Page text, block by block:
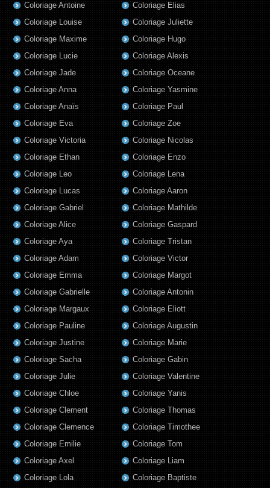
Coloriage Antoine
Coloriage Louise
Coloriage Maxime
Coloriage Lucie
Coloriage Jade
Coloriage Anna
Coloriage Anaïs
Coloriage Eva
Coloriage Victoria
Coloriage Ethan
Coloriage Leo
Coloriage Lucas
Coloriage Gabriel
Coloriage Alice
Coloriage Aya
Coloriage Adam
Coloriage Emma
Coloriage Gabrielle
Coloriage Elias
Coloriage Juliette
Coloriage Hugo
Coloriage Alexis
Coloriage Oceane
Coloriage Yasmine
Coloriage Paul
Coloriage Zoe
Coloriage Nicolas
Coloriage Enzo
Coloriage Lena
Coloriage Aaron
Coloriage Mathilde
Coloriage Gaspard
Coloriage Tristan
Coloriage Victor
Coloriage Margot
Coloriage Antonin
Coloriage Margaux
Coloriage Pauline
Coloriage Justine
Coloriage Sacha
Coloriage Julie
Coloriage Chloe
Coloriage Clement
Coloriage Clemence
Coloriage Emilie
Coloriage Axel
Coloriage Lola
Coloriage Eliott
Coloriage Augustin
Coloriage Marie
Coloriage Gabin
Coloriage Valentine
Coloriage Yanis
Coloriage Thomas
Coloriage Timothee
Coloriage Tom
Coloriage Liam
Coloriage Baptiste